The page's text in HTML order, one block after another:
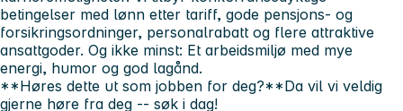
betingelser med lønn etter tariff, gode pensjons- og
forsikringsordninger, personalrabatt og flere attraktive
ansattgoder. Og ikke minst: Et arbeidsmiljø med mye
energi, humor og god lagånd.
**Høres dette ut som jobben for deg?**Da vil vi veldig
gjerne høre fra deg -- søk i dag!